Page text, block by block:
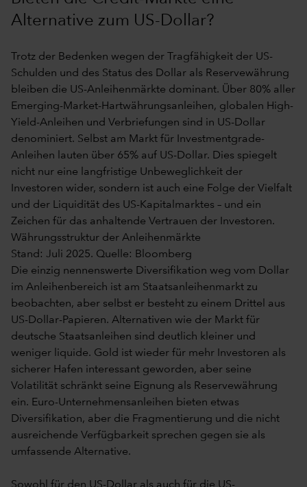
Alternative zum US-Dollar?
Trotz der Bedenken wegen der Tragfähigkeit der US-
Schulden und des Status des Dollar als Reservewährung
bleiben die US-Anleihenmärkte dominant. Über 80% aller
Emerging-Market-Hartwährungsanleihen, globalen High-
Yield-Anleihen und Verbriefungen sind in US-Dollar
denominiert. Selbst am Markt für Investmentgrade-
Anleihen lauten über 65% auf US-Dollar. Dies spiegelt
nicht nur eine langfristige Unbeweglichkeit der
Investoren wider, sondern ist auch eine Folge der Vielfalt
und der Liquidität des US-Kapitalmarktes – und ein
Zeichen für das anhaltende Vertrauen der Investoren.
Währungsstruktur der Anleihenmärkte
Stand: Juli 2025. Quelle: Bloomberg
Die einzig nennenswerte Diversifikation weg vom Dollar
im Anleihenbereich ist am Staatsanleihenmarkt zu
beobachten, aber selbst er besteht zu einem Drittel aus
US-Dollar-Papieren. Alternativen wie der Markt für
deutsche Staatsanleihen sind deutlich kleiner und
weniger liquide. Gold ist wieder für mehr Investoren als
sicherer Hafen interessant geworden, aber seine
Volatilität schränkt seine Eignung als Reservewährung
ein. Euro-Unternehmensanleihen bieten etwas
Diversifikation, aber die Fragmentierung und die nicht
ausreichende Verfügbarkeit sprechen gegen sie als
umfassende Alternative.
Sowohl für den US-Dollar als auch für die US-